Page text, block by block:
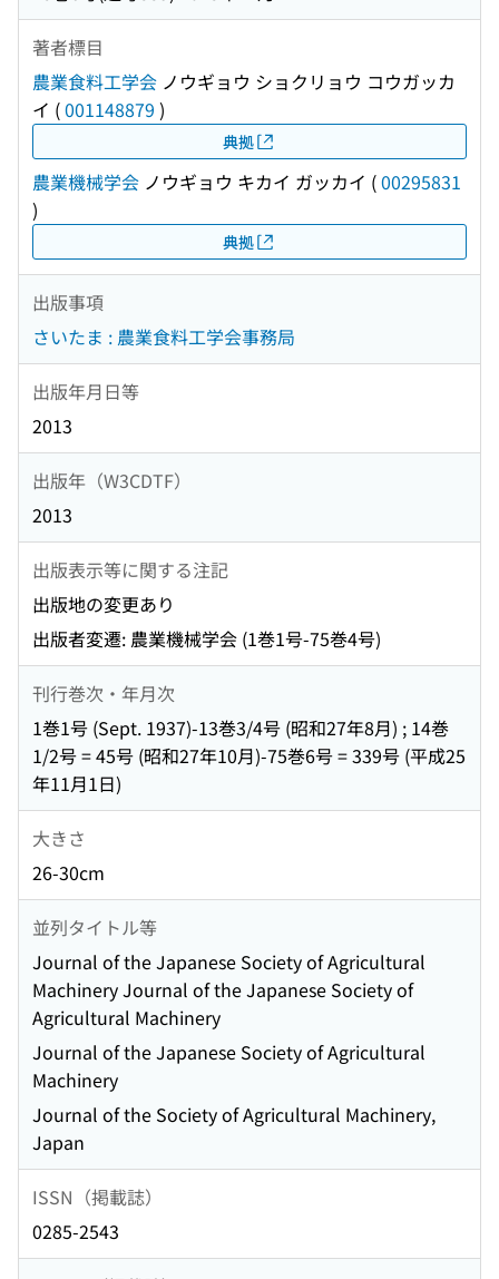
著者標目
農業食料工学会 ノウギョウ ショクリョウ コウガッカ
イ (001148879 )
典拠
農業機械学会 ノウギョウ キカイ ガッカイ (00295831
)
典拠
出版事項
さいたま : 農業食料工学会事務局
出版年月日等
2013
出版年（W3CDTF）
2013
出版表示等に関する注記
出版地の変更あり
出版者変遷: 農業機械学会 (1巻1号-75巻4号)
刊行巻次・年月次
1巻1号 (Sept. 1937)-13巻3/4号 (昭和27年8月) ; 14巻
1/2号 = 45号 (昭和27年10月)-75巻6号 = 339号 (平成25
年11月1日)
大きさ
26-30cm
並列タイトル等
Journal of the Japanese Society of Agricultural
Machinery Journal of the Japanese Society of
Agricultural Machinery
Journal of the Japanese Society of Agricultural
Machinery
Journal of the Society of Agricultural Machinery,
Japan
ISSN（掲載誌）
0285-2543